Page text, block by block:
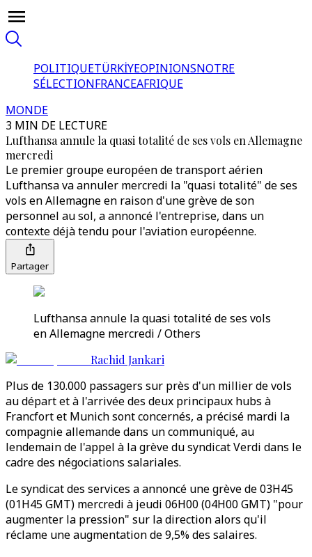
POLITIQUETÜRKİYEOPINIONSNOTRE
SÉLECTIONFRANCEAFRIQUE
MONDE
3 MIN DE LECTURE
Lufthansa annule la quasi totalité de ses vols en Allemagne
mercredi
Le premier groupe européen de transport aérien
Lufthansa va annuler mercredi la "quasi totalité" de ses
vols en Allemagne en raison d'une grève de son
personnel au sol, a annoncé l'entreprise, dans un
contexte déjà tendu pour l'aviation européenne.
Partager
Lufthansa annule la quasi totalité de ses vols
en Allemagne mercredi / Others
Rachid Jankari
Plus de 130.000 passagers sur près d'un millier de vols
au départ et à l'arrivée des deux principaux hubs à
Francfort et Munich sont concernés, a précisé mardi la
compagnie allemande dans un communiqué, au
lendemain de l'appel à la grève du syndicat Verdi dans le
cadre des négociations salariales.
Le syndicat des services a annoncé une grève de 03H45
(01H45 GMT) mercredi à jeudi 06H00 (04H00 GMT) "pour
augmenter la pression" sur la direction alors qu'il
réclame une augmentation de 9,5% des salaires.